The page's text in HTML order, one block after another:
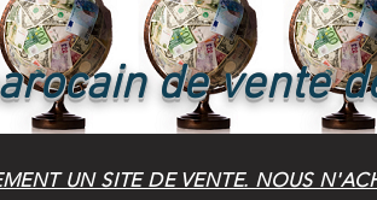
de vente
UN SITE DE VENTE. NOUS